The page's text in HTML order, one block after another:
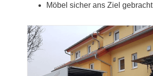
Möbel sicher ans Ziel gebracht